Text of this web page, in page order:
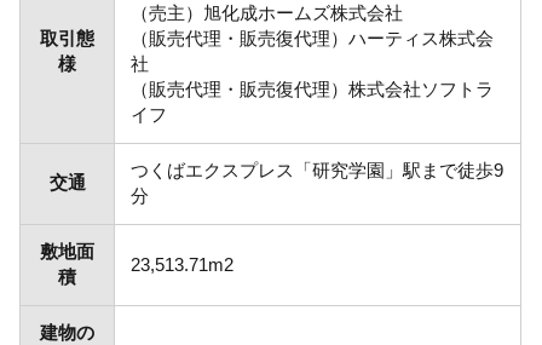
取引態
様
（売主）旭化成ホームズ株式会社
（販売代理・販売復代理）ハーティス株式会
社
（販売代理・販売復代理）株式会社ソフトラ
イフ
交通
つくばエクスプレス「研究学園」駅まで徒歩9
分
敷地面
積
23,513.71m2
建物の